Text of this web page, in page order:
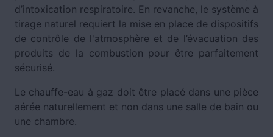
d’intoxication respiratoire. En revanche, le système à
tirage naturel requiert la mise en place de dispositifs
de contrôle de l'atmosphère et de l’évacuation des
produits de la combustion pour être parfaitement
sécurisé.
Le chauffe-eau à gaz doit être placé dans une pièce
aérée naturellement et non dans une salle de bain ou
une chambre.